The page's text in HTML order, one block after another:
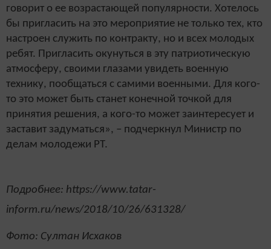
говорит о ее возрастающей популярности. Хотелось
бы пригласить на это мероприятие не только тех, кто
настроен служить по контракту, но и всех молодых
ребят. Пригласить окунуться в эту патриотическую
атмосферу, своими глазами увидеть военную
технику, пообщаться с самими военными. Для кого-
то это может быть станет конечной точкой для
принятия решения, а кого-то может заинтересует и
заставит задуматься», – подчеркнул Министр по
делам молодежи РТ.
Подробнее: https://www.tatar-
inform.ru/news/2018/10/26/631328/
Фото: Султан Исхаков